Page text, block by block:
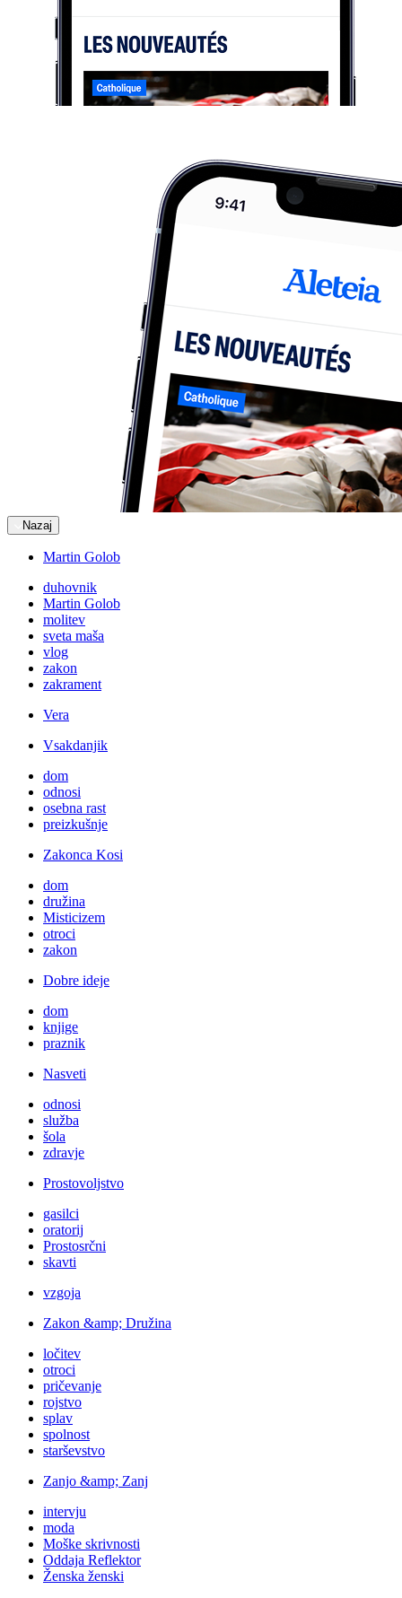
Nazaj
Martin Golob
duhovnik
Martin Golob
molitev
sveta maša
vlog
zakon
zakrament
Vera
Vsakdanjik
dom
odnosi
osebna rast
preizkušnje
Zakonca Kosi
dom
družina
Misticizem
otroci
zakon
Dobre ideje
dom
knjige
praznik
Nasveti
odnosi
služba
šola
zdravje
Prostovoljstvo
gasilci
oratorij
Prostosrčni
skavti
vzgoja
Zakon &amp; Družina
ločitev
otroci
pričevanje
rojstvo
splav
spolnost
starševstvo
Zanjo &amp; Zanj
intervju
moda
Moške skrivnosti
Oddaja Reflektor
Ženska ženski